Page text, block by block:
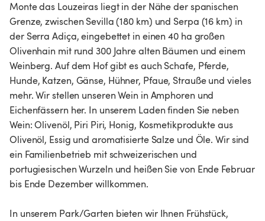
Monte das Louzeiras liegt in der Nähe der spanischen
Grenze, zwischen Sevilla (180 km) und Serpa (16 km) in
der Serra Adiça, eingebettet in einen 40 ha großen
Olivenhain mit rund 300 Jahre alten Bäumen und einem
Weinberg. Auf dem Hof gibt es auch Schafe, Pferde,
Hunde, Katzen, Gänse, Hühner, Pfaue, Strauße und vieles
mehr. Wir stellen unseren Wein in Amphoren und
Eichenfässern her. In unserem Laden finden Sie neben
Wein: Olivenöl, Piri Piri, Honig, Kosmetikprodukte aus
Olivenöl, Essig und aromatisierte Salze und Öle. Wir sind
ein Familienbetrieb mit schweizerischen und
portugiesischen Wurzeln und heißen Sie von Ende Februar
bis Ende Dezember willkommen.
In unserem Park/Garten bieten wir Ihnen Frühstück,